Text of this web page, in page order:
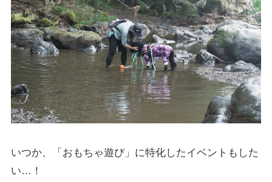
いつか、「おもちゃ遊び」に特化したイベントもした
い…！